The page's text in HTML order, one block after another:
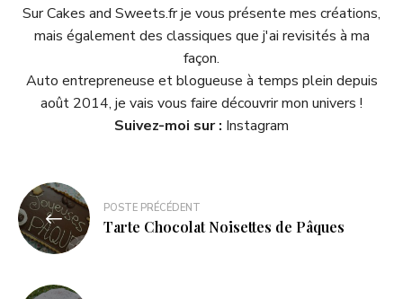
Sur Cakes and Sweets.fr je vous présente mes créations,
mais également des classiques que j'ai revisités à ma
façon.
Auto entrepreneuse et blogueuse à temps plein depuis
août 2014, je vais vous faire découvrir mon univers !
Suivez-moi sur : Instagram
POSTE PRÉCÉDENT
Tarte Chocolat Noisettes de Pâques